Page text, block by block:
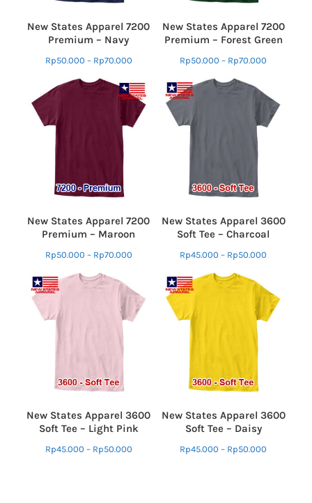
New States Apparel 7200
Premium – Navy
Rp50.000 – Rp70.000
New States Apparel 7200
Premium – Forest Green
Rp50.000 – Rp70.000
New States Apparel 7200
Premium – Maroon
Rp50.000 – Rp70.000
New States Apparel 3600
Soft Tee – Charcoal
Rp45.000 – Rp50.000
New States Apparel 3600
Soft Tee – Light Pink
Rp45.000 – Rp50.000
New States Apparel 3600
Soft Tee – Daisy
Rp45.000 – Rp50.000